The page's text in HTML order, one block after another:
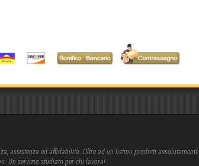
assistenza ed affidabilità. Oltre ad un listino prodotti assolutamente
Un servizio studiato per chi lavora!